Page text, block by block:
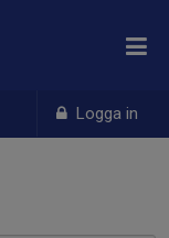
Logga in